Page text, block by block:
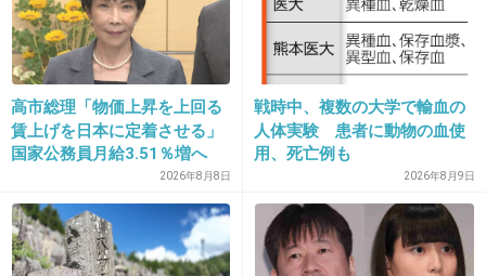
+35 -5
31. 匿名2013/07/14(日) 17:04:12
凶悪な事件が最近多すぎ。
少年法を改正すべき
+59 -2
高市総理「物価上昇を上回る
賃上げを日本に定着させる」
国家公務員月給3.51％増へ
2026年8月8日
戦時中、複数の大学で輸血の
人体実験 患者に動物の血使
用、死亡例も
2026年8月9日